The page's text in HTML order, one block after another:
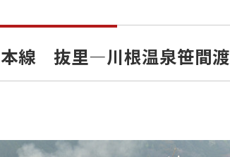
線 抜里―川根温泉笹間渡